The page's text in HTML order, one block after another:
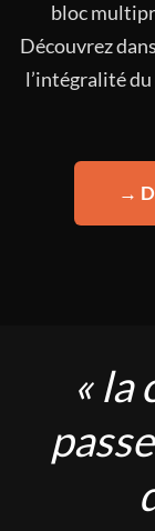
bloc
Découvrez
l’intégralité
→
« la